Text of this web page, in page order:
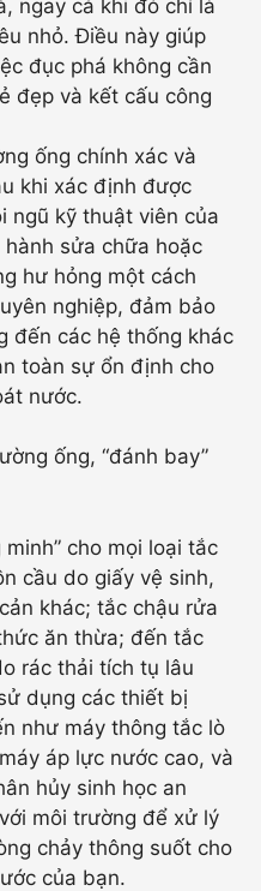
ngay cả khi đó chỉ là
nhỏ. Điều này giúp
đục phá không cần
đẹp và kết cấu công
ống chính xác và
khi xác định được
ngũ kỹ thuật viên của
sửa chữa hoặc
hư hỏng một cách
nghiệp, đảm bảo
đến các hệ thống khác
toàn sự ổn định cho
nước.
ống, “đánh bay”
minh” cho mọi loại tắc
cầu do giấy vệ sinh,
khác; tắc chậu rửa
ăn thừa; đến tắc
rác thải tích tụ lâu
dụng các thiết bị
như máy thông tắc lò
áp lực nước cao, và
hủy sinh học an
môi trường để xử lý
chảy thông suốt cho
của bạn.